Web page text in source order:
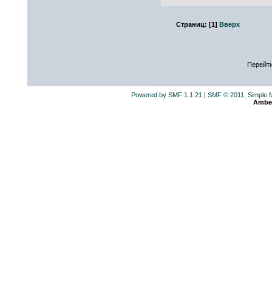
Страниц: [1] Вверх
Powered by SMF 1.1.21 | SMF © 2011, Simple